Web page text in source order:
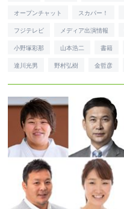
オープンチャット スカパー！
フジテレビ メディア出演情報
小野塚彩那 山本浩二 書籍
達川光男 野村弘樹 金哲彦